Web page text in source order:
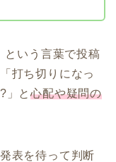
という言葉で投稿
打ち切りになっ
」と心配や疑問の
表を待って判断